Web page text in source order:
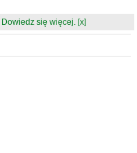
Dowiedz się więcej. [x]